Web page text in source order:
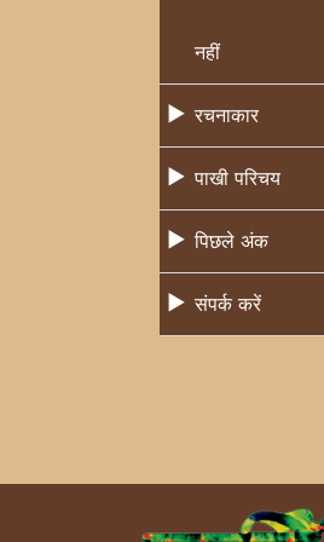
नहीं
रचनाकार
पाखी परिचय
पिछले अंक
संपर्क करें